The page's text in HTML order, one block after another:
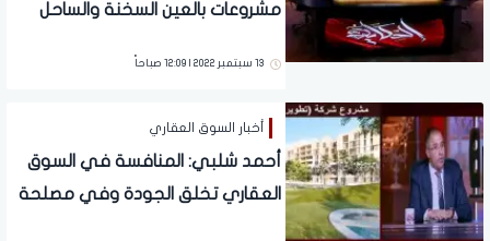
مشروعات بالعين السخنة والساحل
13 سبتمبر 2022 | 12:09 صباحاً
أخبار السوق العقاري
أحمد شلبي: المنافسة في السوق
العقاري تخلق الجودة وفي مصلحة